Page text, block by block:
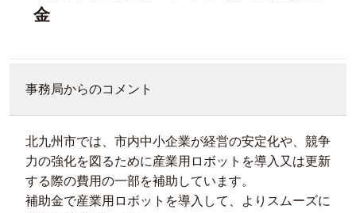
金
事務局からのコメント
北九州市では、市内中小企業が経営の安定化や、競争
力の強化を図るために産業用ロボットを導入又は更新
する際の費用の一部を補助しています。
補助金で産業用ロボットを導入して、よりスムーズに